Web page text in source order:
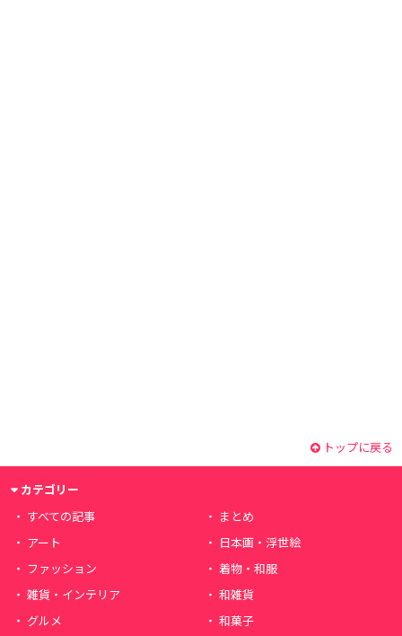
トップに戻る
カテゴリー
すべての記事
まとめ
アート
日本画・浮世絵
ファッション
着物・和服
雑貨・インテリア
和雑貨
グルメ
和菓子